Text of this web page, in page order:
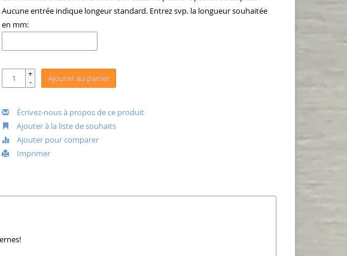
Aucune entrée indique longeur standard. Entrez svp. la longueur souhaitée
en mm:
+
- Ajouter au panier
Écrivez-nous à propos de ce produit
Ajouter à la liste de souhaits
Ajouter pour comparer
Imprimer